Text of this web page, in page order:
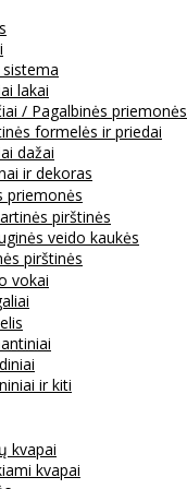
lakai
/ Pagalbinės priemonės
formelės ir priedai
dažai
ir dekoras
priemonės
pirštinės
veido kaukės
pirštinės
vokai
ir kiti
kvapai
kvapai